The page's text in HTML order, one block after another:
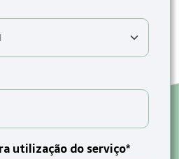
utilização do serviço*